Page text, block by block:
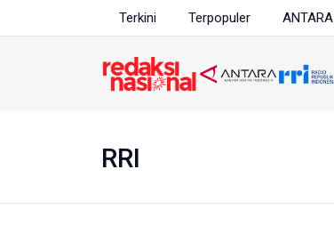
Terkini Terpopuler ANTARA
RRI